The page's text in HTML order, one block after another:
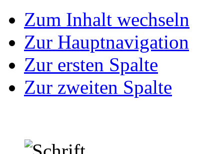
Zum Inhalt wechseln
Zur Hauptnavigation
Zur ersten Spalte
Zur zweiten Spalte